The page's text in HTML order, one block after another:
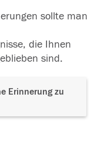
sollte man
die Ihnen
sind.
Erinnerung zu